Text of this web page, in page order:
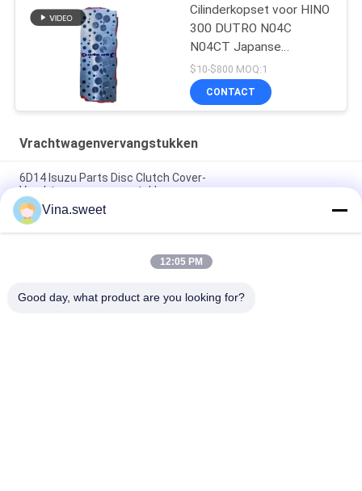
Cilinderkopset voor HINO
300 DUTRO N04C
N04CT Japanse
Truckonderdelen
Nieuwste Model OEM
11101-78221
$10-$800 MOQ:1
CONTACT
Vrachtwagenvervangstukken
6D14 Isuzu Parts Disc Clutch Cover-
Vrachtwagenvervangstukken
Van de de Motorinjecteur van Mitsubishi 6M70 de Pomp van
de de Pijpbrandstofinjectie
Van de de Injecteurspijp van Mitsubishi 6M70 de
Vina.sweet
12:05 PM
Good day, what product are you looking for?